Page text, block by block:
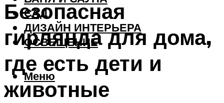
САД
ДИЗАЙН ИНТЕРЬЕРА
ОСВЕЩЕНИЕ
Меню
Безопасная
гирлянда для дома,
где есть дети и
животные